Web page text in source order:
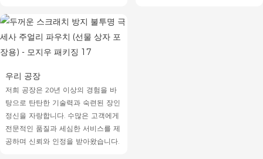
우리 공장
저희 공장은 20년 이상의 경험을 바
탕으로 탄탄한 기술력과 숙련된 장인
정신을 자랑합니다. 수많은 고객에게
전문적인 품질과 세심한 서비스를 제
공하며 신뢰와 인정을 받아왔습니다.